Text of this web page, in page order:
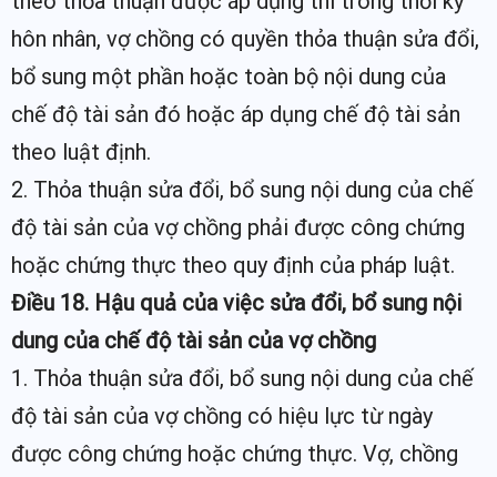
hôn nhân, vợ chồng có quyền thỏa thuận sửa đổi,
bổ sung một phần hoặc toàn bộ nội dung của
chế độ tài sản đó hoặc áp dụng chế độ tài sản
theo luật định.
2. Thỏa thuận sửa đổi, bổ sung nội dung của chế
độ tài sản của vợ chồng phải được công chứng
hoặc chứng thực theo quy định của pháp luật.
Điều 18. Hậu quả của việc sửa đổi, bổ sung nội
dung của chế độ tài sản của vợ chồng
1. Thỏa thuận sửa đổi, bổ sung nội dung của chế
độ tài sản của vợ chồng có hiệu lực từ ngày
được công chứng hoặc chứng thực. Vợ, chồng